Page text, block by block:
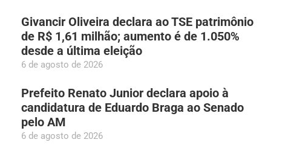
Givancir Oliveira declara ao TSE patrimônio
de R$ 1,61 milhão; aumento é de 1.050%
desde a última eleição
6 de agosto de 2026
Prefeito Renato Junior declara apoio à
candidatura de Eduardo Braga ao Senado
pelo AM
6 de agosto de 2026